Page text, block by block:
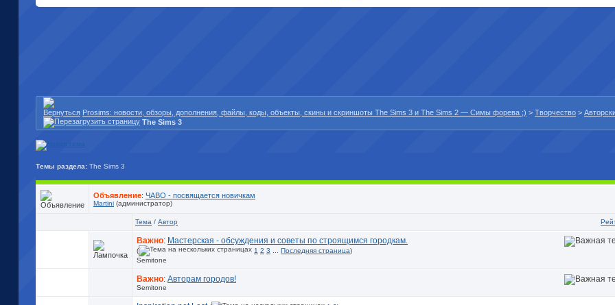
Prosims: новости, обзоры, дополнения, файлы, коды, объекты, скины и скриншоты The Sims 3 и The Sims 2 — Симы форева ;) > Творчество >
The Sims 3
Темы раздела: The Sims 3
Объявление: ЧАВО - посвящается новичкам
Martini (администратор)
Тема / Автор
Важно: Мастерская - обсуждения и советы по строящимся городкам.
( 1 2 3 Последняя страница)
Semitone
Важно: Авторам городов!
Semitone